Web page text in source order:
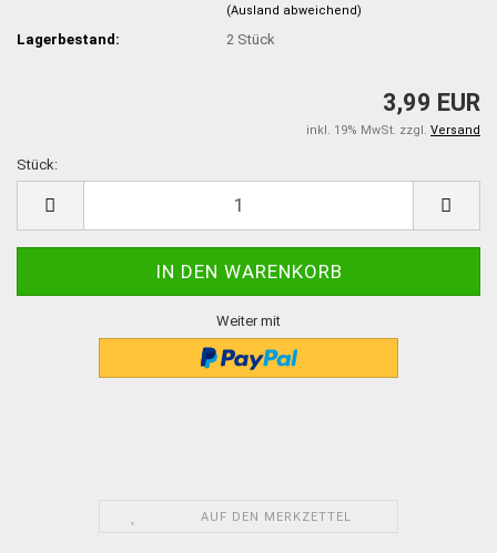
(Ausland abweichend)
Lagerbestand: 2 Stück
3,99 EUR
inkl. 19% MwSt. zzgl. Versand
Stück:
Weiter mit
AUF DEN MERKZETTEL